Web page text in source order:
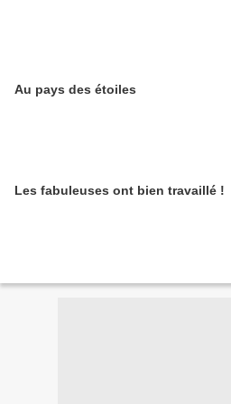
Au pays des étoiles
Les fabuleuses ont bien travaillé !